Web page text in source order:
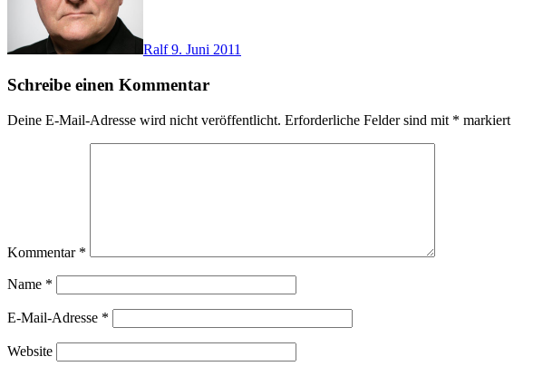
Ralf9. Juni 2011
Schreibe einen Kommentar
Deine E-Mail-Adresse wird nicht veröffentlicht. Erforderliche Felder sind mit * markiert
Kommentar *
Name *
E-Mail-Adresse *
Website